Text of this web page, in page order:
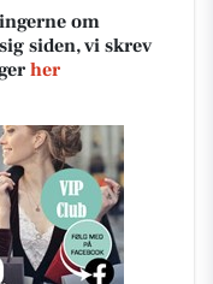
om
siden, vi skrev
her